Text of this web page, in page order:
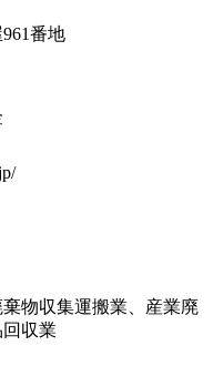
番地
物収集運搬業、産業廃
収業